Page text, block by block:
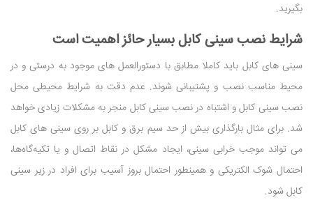
بگیرید.
شرایط نصب سینی کابل بسیار حائز اهمیت است
سینی های کابل باید کاملا مطابق با دستورالعمل های موجود به درستی و در
محیط مناسب نصب و پشتیبانی شوند. عدم دقت به شرایط محیطی محل
نصب سینی کابل و اشتباه در نصب سینی کابل منجر به مشکلات زیادی خواهد
شد. برای مثال بارگذاری بیش از حد سیم برق و کابل بر روی سینی های کابل
می تواند موجب خرابی سینی، ایجاد مشکل در نقاط اتصال و یا تکیه‌گاه‌ها،
احتمال شوک الکتریکی و همینطور احتمال بروز آسیب برای افراد در زیر سینی
کابل شود.